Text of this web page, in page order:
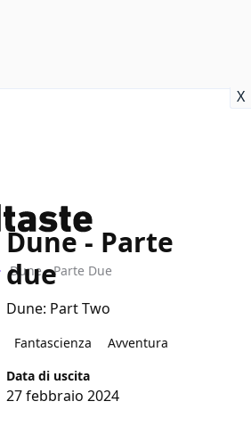
X
Dune - Parte Due
Dune - Parte
due
Dune: Part Two
Fantascienza
Avventura
Data di uscita
27 febbraio 2024